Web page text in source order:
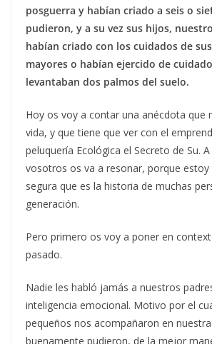
posguerra y habían criado a seis o
pudieron, y a su vez sus hijos,
habían criado con los cuidados de
mayores o habían ejercido de
levantaban dos palmos del suelo.
Hoy os voy a contar una anécdota que
vida, y que tiene que ver con el
peluquería Ecológica el Secreto de Su.
vosotros os va a resonar, porque
segura que es la historia de muchas
generación.
Pero primero os voy a poner en
pasado.
Nadie les habló jamás a nuestros
inteligencia emocional. Motivo por el
pequeños nos acompañaron en
buenamente pudieron, de la mejor